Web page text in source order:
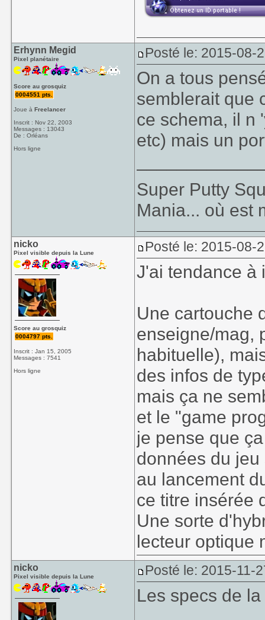
Erhynn Megid
Pixel planétaire
Score au grosquiz
0004551 pts.
Joue àFreelancer
Inscrit : Nov 22, 2003
Messages : 13043
De : Orléans
Hors ligne
Posté le: 2015-08-
On a tous
semblerait que
ce schema, il n
etc) mais un
Super Putty
Mania... où est
nicko
Pixel visible depuis la Lune
Score au grosquiz
0004797 pts.
Inscrit : Jan 15, 2005
Messages : 7541
Hors ligne
Posté le: 2015-08-
J'ai tendance à
Une cartouche
enseigne/mag,
habituelle),
des infos de
mais ça ne
et le "game
je pense que
données du
au lancement
ce titre insérée
Une sorte
lecteur optique
nicko
Pixel visible depuis la Lune Posté le: 2015-11-
Les specs de